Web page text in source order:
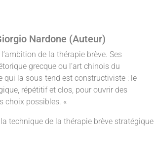
Nardone (Auteur)
de la thérapie brève. Ses
grecque ou l’art chinois du
qui la sous-tend est constructiviste : le
répétitif et clos, pour ouvrir des
choix possibles. «
technique de la thérapie brève stratégique